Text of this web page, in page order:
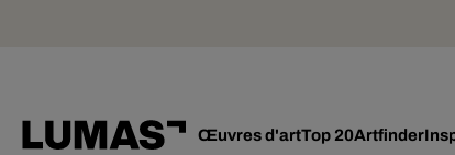
Œuvres d'artTop 20Artfinder